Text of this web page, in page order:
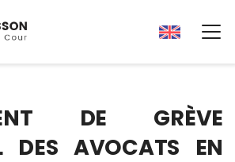
DE GRÈVE
DES AVOCATS EN